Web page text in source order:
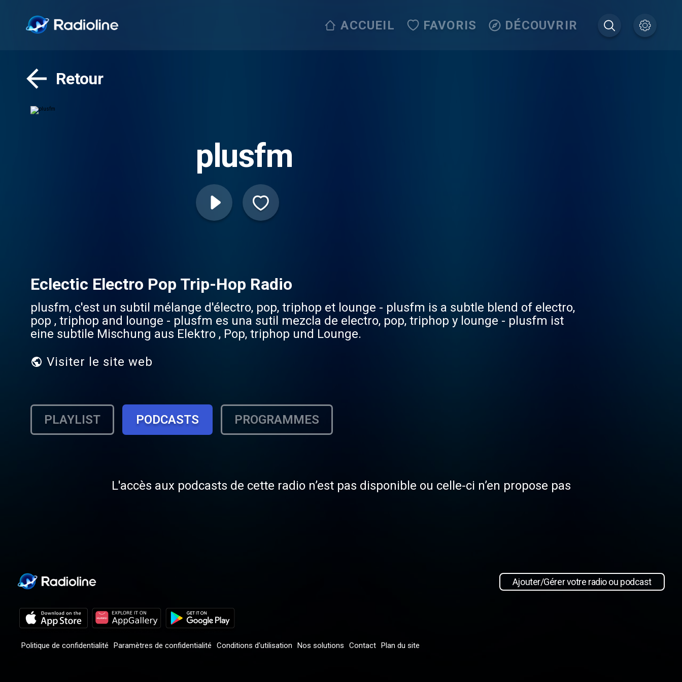
ACCUEIL FAVORIS DÉCOUVRIR
Retour
plusfm
Eclectic Electro Pop Trip-Hop Radio
plusfm, c'est un subtil mélange d'électro, pop, triphop et lounge - plusfm is a subtle blend of electro,
pop , triphop and lounge - plusfm es una sutil mezcla de electro, pop, triphop y lounge - plusfm ist
eine subtile Mischung aus Elektro , Pop, triphop und Lounge.
Visiter le site web
PLAYLIST PODCASTS PROGRAMMES
L'accès aux podcasts de cette radio n’est pas disponible ou celle-ci n’en propose pas
Ajouter/Gérer votre radio ou podcast
Politique de confidentialité Paramètres de confidentialité Conditions d'utilisation Nos solutions Contact Plan du site